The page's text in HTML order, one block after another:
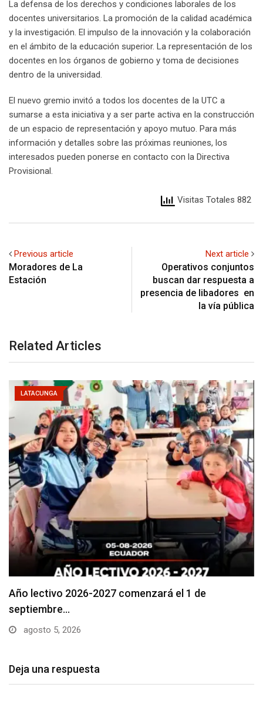
La defensa de los derechos y condiciones laborales de los
docentes universitarios. La promoción de la calidad académica
y la investigación. El impulso de la innovación y la colaboración
en el ámbito de la educación superior. La representación de los
docentes en los órganos de gobierno y toma de decisiones
dentro de la universidad.
El nuevo gremio invitó a todos los docentes de la UTC a
sumarse a esta iniciativa y a ser parte activa en la construcción
de un espacio de representación y apoyo mutuo. Para más
información y detalles sobre las próximas reuniones, los
interesados pueden ponerse en contacto con la Directiva
Provisional.
Visitas Totales 882
Previous article
Moradores de La
Estación
Next article
Operativos conjuntos
buscan dar respuesta a
presencia de libadores en
la vía pública
Related Articles
LATACUNGA
Se suspenderá servicio de agua potable en varios…
agosto 5, 2026
Deja una respuesta